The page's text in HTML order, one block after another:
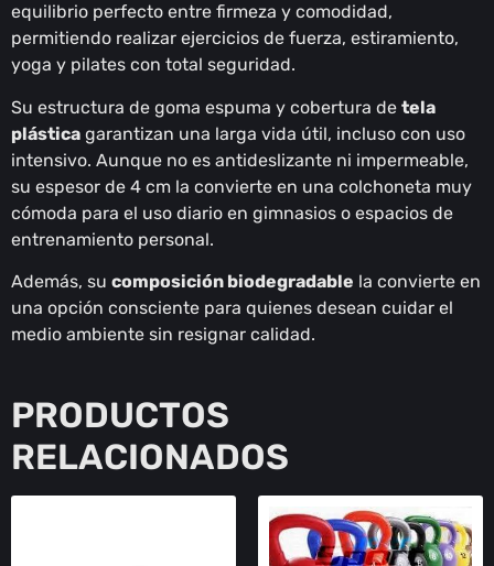
equilibrio perfecto entre firmeza y comodidad,
permitiendo realizar ejercicios de fuerza, estiramiento,
yoga y pilates con total seguridad.
Su estructura de goma espuma y cobertura de tela
plástica garantizan una larga vida útil, incluso con uso
intensivo. Aunque no es antideslizante ni impermeable,
su espesor de 4 cm la convierte en una colchoneta muy
cómoda para el uso diario en gimnasios o espacios de
entrenamiento personal.
Además, su composición biodegradable la convierte en
una opción consciente para quienes desean cuidar el
medio ambiente sin resignar calidad.
PRODUCTOS
RELACIONADOS